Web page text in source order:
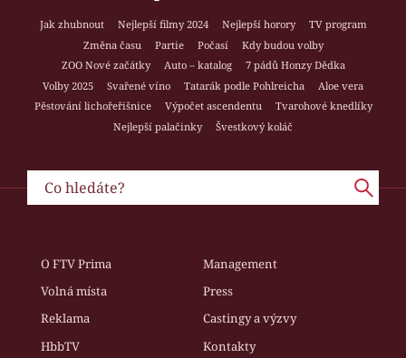
Jak zhubnout Nejlepší filmy 2024 Nejlepší horory
TV program
Změna času
Partie Počasí
Kdy budou volby
ZOO Nové začátky
Auto – katalog
7 pádů Honzy Dědka
Volby 2025
Svařené víno Tatarák podle Pohlreicha
Aloe vera
Pěstování lichořeřišnice
Výpočet ascendentu
Tvarohové knedlíky
Nejlepší palačinky
Švestkový koláč
O FTV Prima
Management
Volná místa
Press
Reklama
Castingy a výzvy
HbbTV
Kontakty